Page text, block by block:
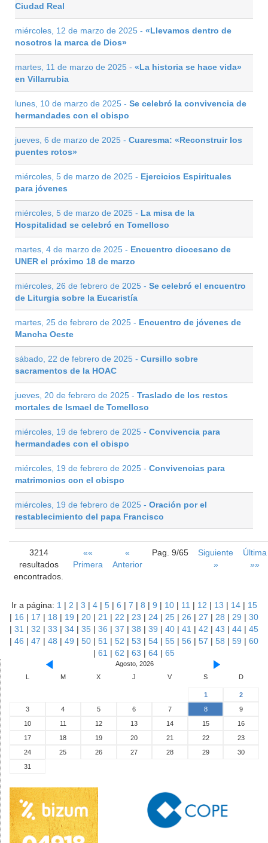
Ciudad Real
miércoles, 12 de marzo de 2025 - «Llevamos dentro de
nosotros la marca de Dios»
martes, 11 de marzo de 2025 - «La historia se hace vida»
en Villarrubia
lunes, 10 de marzo de 2025 - Se celebró la convivencia de
hermandades con el obispo
jueves, 6 de marzo de 2025 - Cuaresma: «Reconstruir los
puentes rotos»
miércoles, 5 de marzo de 2025 - Ejercicios Espirituales
para jóvenes
miércoles, 5 de marzo de 2025 - La misa de la
Hospitalidad se celebró en Tomelloso
martes, 4 de marzo de 2025 - Encuentro diocesano de
UNER el próximo 18 de marzo
miércoles, 26 de febrero de 2025 - Se celebró el encuentro
de Liturgia sobre la Eucaristía
martes, 25 de febrero de 2025 - Encuentro de jóvenes de
Mancha Oeste
sábado, 22 de febrero de 2025 - Cursillo sobre
sacramentos de la HOAC
jueves, 20 de febrero de 2025 - Traslado de los restos
mortales de Ismael de Tomelloso
miércoles, 19 de febrero de 2025 - Convivencia para
hermandades con el obispo
miércoles, 19 de febrero de 2025 - Convivencias para
matrimonios con el obispo
miércoles, 19 de febrero de 2025 - Oración por el
restablecimiento del papa Francisco
3214
resultados
encontrados.
««
Primera
«
Anterior
Pag. 9/65
Siguiente
»
Última
»»
Ir a página: 1 | 2 | 3 | 4 | 5 | 6 | 7 | 8 | 9 | 10 | 11 | 12 | 13 | 14 | 15
| 16 | 17 | 18 | 19 | 20 | 21 | 22 | 23 | 24 | 25 | 26 | 27 | 28 | 29 | 30
| 31 | 32 | 33 | 34 | 35 | 36 | 37 | 38 | 39 | 40 | 41 | 42 | 43 | 44 | 45
| 46 | 47 | 48 | 49 | 50 | 51 | 52 | 53 | 54 | 55 | 56 | 57 | 58 | 59 | 60
| 61 | 62 | 63 | 64 | 65
Agosto, 2026
L
M X J V S D
1
2
3
4 5 6 7 8
9
10
11 12 13 14 15
16
17
18 19 20 21 22
23
24
25 26 27 28 29
30
31